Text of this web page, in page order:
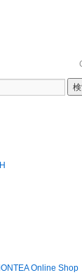
Online Shop